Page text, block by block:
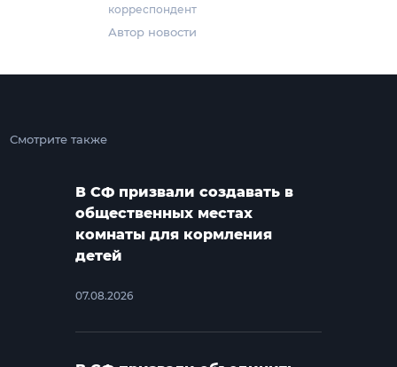
корреспондент
Автор новости
Смотрите также
В СФ призвали создавать в
общественных местах
комнаты для кормления
детей
07.08.2026